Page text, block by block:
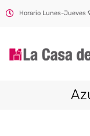
Horario Lunes-Jueves